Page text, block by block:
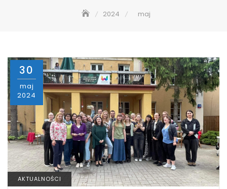
2024 maj
30
maj
2024
AKTUALNOŚCI